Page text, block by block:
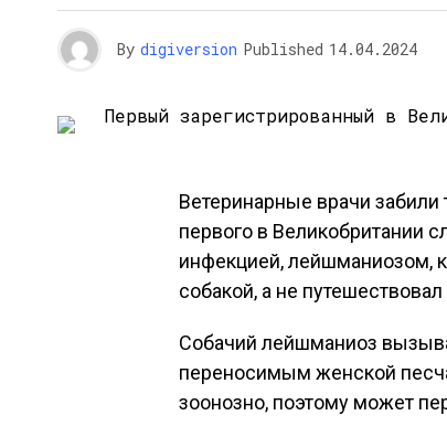
By digiversion Published 14.04.2024
Ветеринарные врачи забили
первого в Великобритании
инфекцией, лейшманиозом,
собакой, а не
Собачий лейшманиоз
переносимым женской
зоонозно, поэтому может